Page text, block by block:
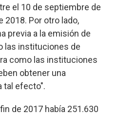
el 10 de septiembre de
2018. Por otro lado,
previa a la emisión de
las instituciones de
como las instituciones
obtener una
tal efecto".
de 2017 había 251.630